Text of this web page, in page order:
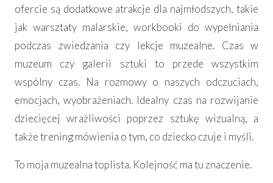
ofercie są dodatkowe atrakcje dla najmłodszych, takie
jak warsztaty malarskie, workbooki do wypełniania
podczas zwiedzania czy lekcje muzealne. Czas w
muzeum czy galerii sztuki to przede wszystkim
wspólny czas. Na rozmowy o naszych odczuciach,
emocjach, wyobrażeniach. Idealny czas na rozwijanie
dziecięcej wrażliwości poprzez sztukę wizualną, a
także trening mówienia o tym, co dziecko czuje i myśli.
To moja muzealna toplista. Kolejność ma tu znaczenie.